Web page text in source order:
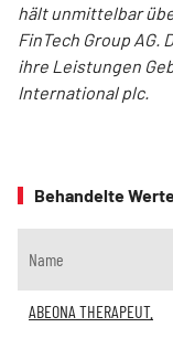
hält unmittelbar
FinTech Group AG.
ihre Leistungen
International plc.
Behandelte
Name
ABEONA THERAPEUT.